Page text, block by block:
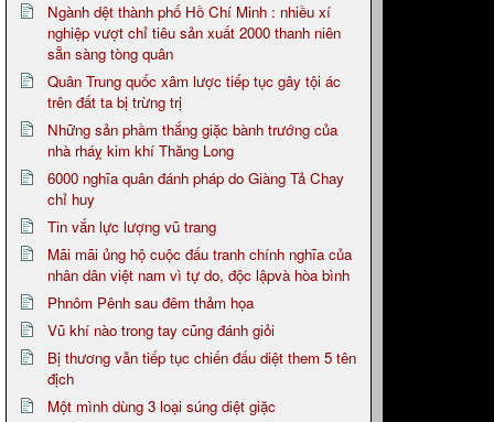
Ngành dệt thành phố Hồ Chí Minh : nhiều xí
nghiệp vượt chỉ tiêu sản xuất 2000 thanh niên
sẵn sàng tòng quân
Quân Trung quốc xâm lược tiếp tục gây tội ác
trên đất ta bị trừng trị
Những sản phầm thắng giặc bành trướng của
nhà rháỵ kim khí Thăng Long
6000 nghĩa quân đánh pháp do Giàng Tả Chay
chỉ huy
Tin vắn lực lượng vũ trang
Mãi mãi ủng hộ cuộc đấu tranh chính nghĩa của
nhân dân việt nam vì tự do, độc lậpvà hòa bình
Phnôm Pênh sau đêm thảm họa
Vũ khí nào trong tay cũng đánh giỏi
Bị thương vẫn tiếp tục chiến đấu diệt them 5 tên
địch
Một mình dùng 3 loại súng diệt giặc